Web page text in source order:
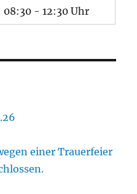
08:30 - 12:30 Uhr
einer Trauerfeier